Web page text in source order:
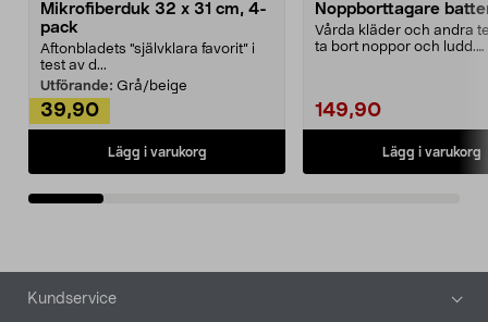
Mikrofiberduk 32 x 31 cm, 4-
pack
Aftonbladets "självklara favorit” i
test av d...
Utförande: Grå/beige
39,90
Lägg i varukorg
Noppborttagare
Vårda kläder och andra
ta bort noppor och ludd.
149,90
Lägg i varukorg
Sidfot
Kundservice